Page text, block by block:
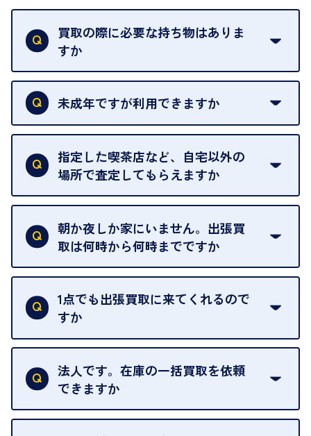
買取の際に必要な持ち物はありま
すか
本人確認書類をご用意ください。ご利用になれる書
類はこちらをご確認ください。
未成年ですが利用できますか
18歳未満の方は、保護者の同意があってもご利用い
ただけません。
指定した喫茶店など、自宅以外の
場所で査定してもらえますか
ご自宅以外での査定はお引き受けできません。ご指
定のお店や、ほかのお客様への迷惑となることが考
えられるためです。
朝か夜しか家にいません。出張買
取は何時から何時までですか
ご訪問可能時間は、10時から19時です。
ただし、お品物の種類や量によっては対応させてい
ただくことがあります。
1点でも出張買取に来てくれるので
すか
はい。1点でもお伺いします。
法人です。在庫の一括買取を依頼
できますか
はい。喜んで承ります。出張買取をご利用くださ